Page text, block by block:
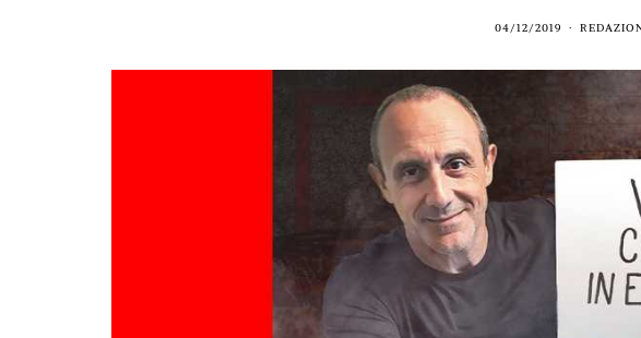
04/12/2019
BENEDETTO XIV CENTO
BERGAMO BASKET 2014
, FORLÌ
PALLACANESTRO 2.015,FORTITUDO BOLOGNA
NEW BASKET BRINDISI
PISTOIA BASKET
SCAFATI BASKET 1969
SCALIGERA
SCANDONE AVELLINO
URANIA MILANO VUELLE PESARO
BASKET NEWS
Alla
Valencia
14/